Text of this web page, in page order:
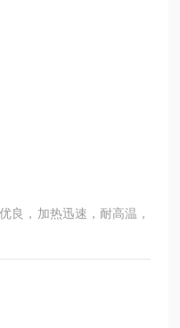
良，加热迅速，耐高温，
，食品，涂料，热熔胶，
的反应，蒸发，合成，聚
*。